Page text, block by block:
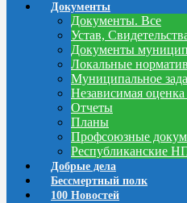
Документы
Документы. Все
Устав,
Документы
Локальные
Муниципальное
Независимая оценка
Отчеты
Планы
Профсоюзные
Республиканские
Добрые дела
Бессмертный полк
100 Новостей